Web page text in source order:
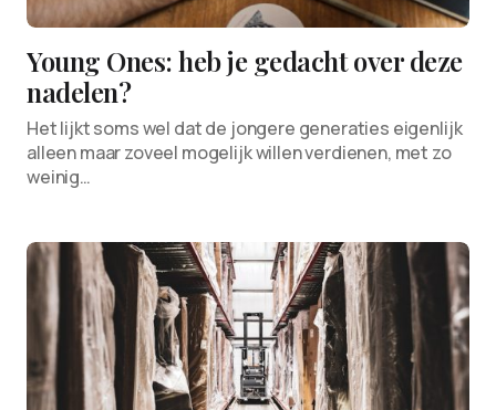
Young Ones: heb je gedacht over deze
nadelen?
Het lijkt soms wel dat de jongere generaties eigenlijk
alleen maar zoveel mogelijk willen verdienen, met zo
weinig…